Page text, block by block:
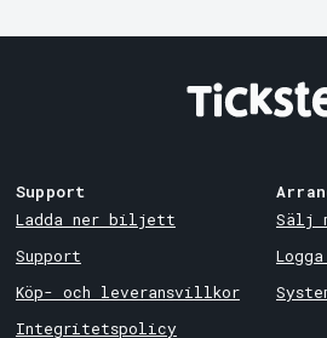
Support
Ladda ner biljett
Support
Köp- och leveransvillkor
Integritetspolicy
Sälj